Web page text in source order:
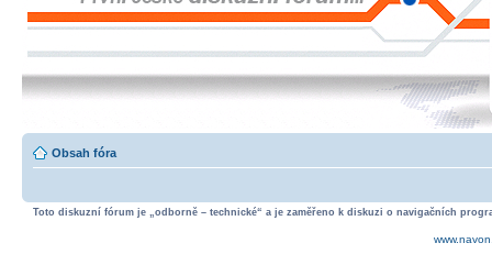
Obsah fóra
Toto diskuzní fórum je „odborně – technické“ a je zaměřeno k diskuzi o navigačních